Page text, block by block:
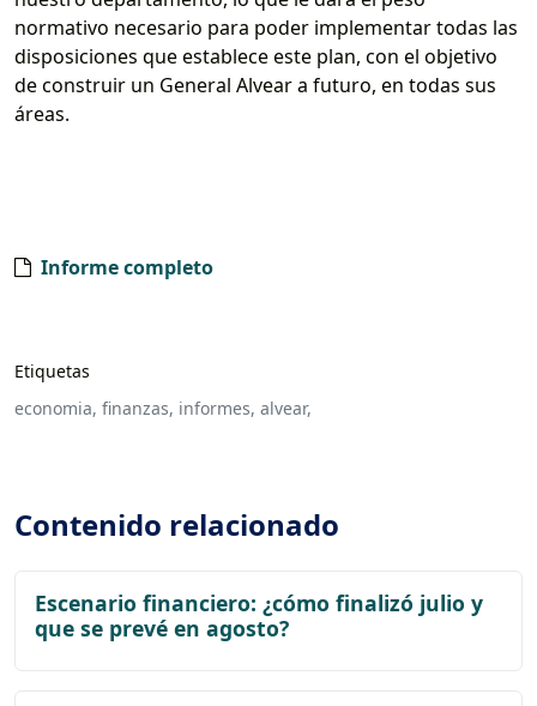
normativo necesario para poder implementar todas las
disposiciones que establece este plan, con el objetivo
de construir un General Alvear a futuro, en todas sus
áreas.
Informe completo
Etiquetas
economia, finanzas, informes, alvear,
Contenido relacionado
Escenario financiero: ¿cómo finalizó julio y
que se prevé en agosto?